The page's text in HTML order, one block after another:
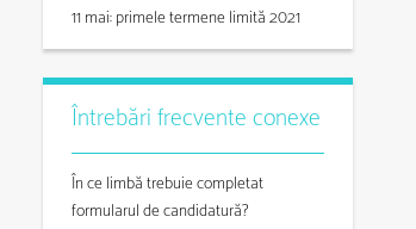
11 mai: primele termene limită 2021
Întrebări frecvente conexe
În ce limbă trebuie completat
formularul de candidatură?